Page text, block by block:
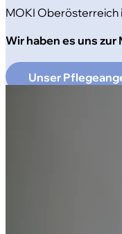
MOKI Oberösterreich
Wir haben es uns
Unser